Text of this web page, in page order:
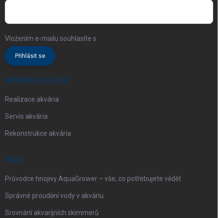
Vložením e-mailu souhlasíte s
Přihlásit se
NABÍDKA SLUŽEB
Realizace akvária
Servis akvária
Rekonstrukce akvária
BLOG
Průvodce hnojivy AquaGrower – vše, co potřebujete vědět
Správné proudění vody v akváriu
Srovnání akvarijních skimmerů